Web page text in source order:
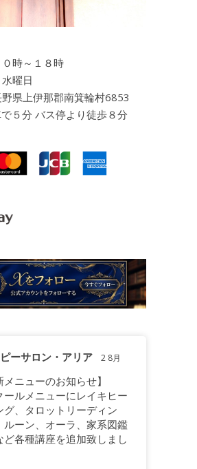
時～１８時
曜日
県上伊那郡南箕輪村6853
５分 バス停より徒歩８分
ーサロン・アリア 2 8月
メニューのお知らせ】
ールメニューにレイキヒー
グ、タロットリーディン
ルーン、オーラ、家系図鑑
ど各種講座を追加致しまし